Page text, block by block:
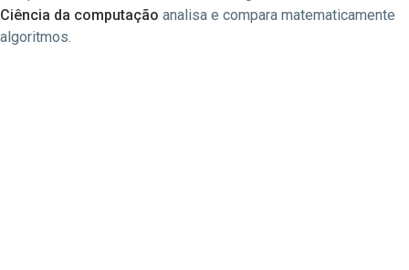
Ciência da computação analisa e compara matematicamente
algoritmos.